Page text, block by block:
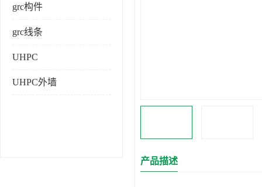
grc构件
grc线条
UHPC
UHPC外墙
产品描述